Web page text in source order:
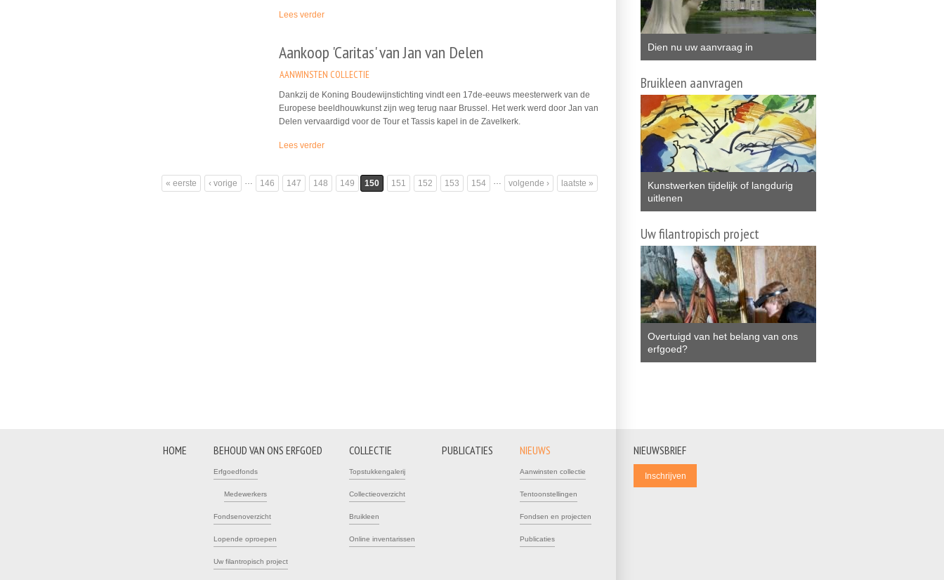
Lees verder
Aankoop 'Caritas' van Jan van Delen
AANWINSTEN COLLECTIE
Dankzij de Koning Boudewijnstichting vindt een 17de-eeuws meesterwerk van de
Europese beeldhouwkunst zijn weg terug naar Brussel. Het werk werd door Jan van
Delen vervaardigd voor de Tour et Tassis kapel in de Zavelkerk.
Lees verder
Pagina's« eerste ‹ vorige … 146 147 148 149 150 151 152 153 154 … volgende › laatste »
Dien nu uw aanvraag in
Bruikleen aanvragen
Kunstwerken tijdelijk of langdurig
uitlenen
Uw filantropisch project
Overtuigd van het belang van ons
erfgoed?
NIEUWSBRIEF
NIEUWS
Aanwinsten collectie
Tentoonstellingen
Fondsen en projecten
Publicaties
HOME BEHOUD VAN ONS ERFGOED
Erfgoedfonds
Medewerkers
Fondsenoverzicht
Lopende oproepen
Uw filantropisch project
COLLECTIE
Topstukkengalerij
Collectieoverzicht
Bruikleen
Online inventarissen
PUBLICATIES